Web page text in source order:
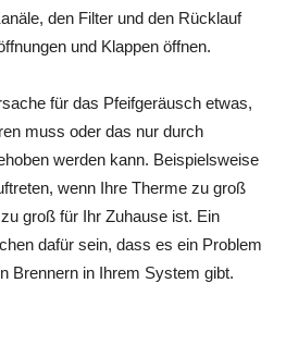
den Filter und den Rücklauf
und Klappen öffnen.
für das Pfeifgeräusch etwas,
muss oder das nur durch
werden kann. Beispielsweise
wenn Ihre Therme zu groß
groß für Ihr Zuhause ist. Ein
dafür sein, dass es ein Problem
Brennern in Ihrem System gibt.